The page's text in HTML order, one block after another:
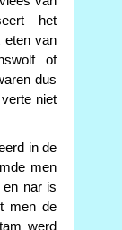
het
eten van
of
dus
niet
in de
men
en nar is
men de
werd